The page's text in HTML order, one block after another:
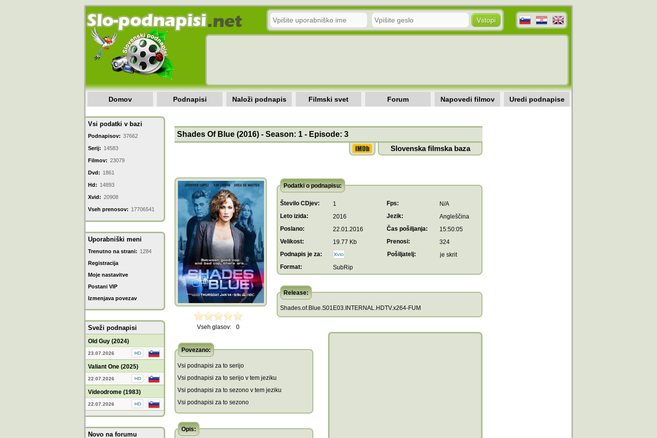
Domov Podnapisi Naloži podnapis Filmski svet Forum Napovedi filmov Uredi podnapise
Vsi podatki v bazi
Podnapisov: 37662
Serij: 14583
Filmov: 23079
Dvd: 1861
Hd: 14893
Xvid: 20908
Vseh prenosov: 17706541
Uporabniški meni
Trenutno na strani: 1284
Registracija
Moje nastavitve
Postani VIP
Izmenjava povezav
Sveži podnapisi
Old Guy (2024)
23.07.2026
Valiant One (2025)
22.07.2026
Videodrome (1983)
22.07.2026
Novo na forumu
Shades Of Blue (2016) - Season: 1 - Episode: 3
Slovenska filmska baza
Vseh glasov: 0
Podatki o podnapisu:
Število CDjev: 1 Fps:
N/A
Leto izida:
2016 Jezik:
Angleščina
Poslano:
22.01.2016 Čas pošiljanja:
15:50:05
Velikost:
19.77 Kb Prenosi:
324
Podnapis je za:
Pošiljatelj:
je skrit
Format:
SubRip
Release:
Shades.of.Blue.S01E03.INTERNAL.HDTV.x264-FUM
Povezano:
Vsi podnapisi za to serijo
Vsi podnapisi za to serijo v tem jeziku
Vsi podnapisi za to sezono v tem jeziku
Vsi podnapisi za to sezono
Opis: